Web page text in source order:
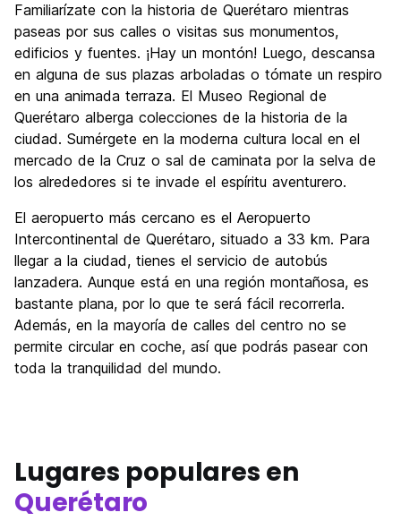
Familiarízate con la historia de Querétaro mientras
paseas por sus calles o visitas sus monumentos,
edificios y fuentes. ¡Hay un montón! Luego, descansa
en alguna de sus plazas arboladas o tómate un respiro
en una animada terraza. El Museo Regional de
Querétaro alberga colecciones de la historia de la
ciudad. Sumérgete en la moderna cultura local en el
mercado de la Cruz o sal de caminata por la selva de
los alrededores si te invade el espíritu aventurero.
El aeropuerto más cercano es el Aeropuerto
Intercontinental de Querétaro, situado a 33 km. Para
llegar a la ciudad, tienes el servicio de autobús
lanzadera. Aunque está en una región montañosa, es
bastante plana, por lo que te será fácil recorrerla.
Además, en la mayoría de calles del centro no se
permite circular en coche, así que podrás pasear con
toda la tranquilidad del mundo.
Lugares populares en
Querétaro